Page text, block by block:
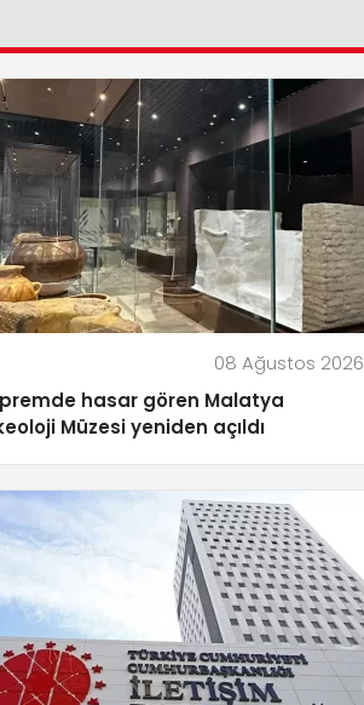
08 Ağustos 2026
hasar gören Malatya
Müzesi yeniden açıldı